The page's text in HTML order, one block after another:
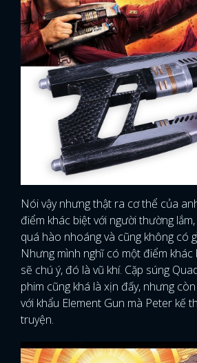
Nói vậy nhưng thật ra cơ thể của
điểm khác biệt với người thường
quá hào nhoáng và cũng không có
Nhưng mình nghĩ có một điểm khác
sẽ chú ý, đó là vũ khí. Cặp súng
phim cũng khá là xịn đấy, nhưng
với khẩu Element Gun mà Peter kế
truyện.